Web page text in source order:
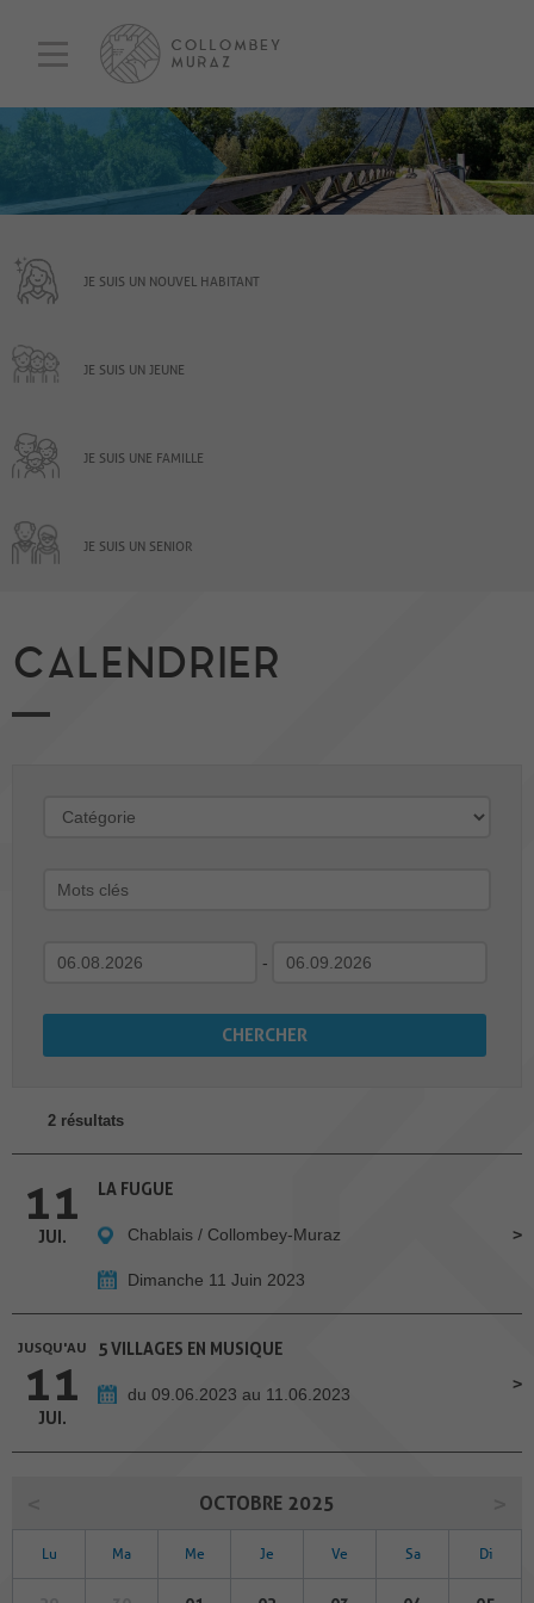
JE SUIS UN NOUVEL HABITANT
JE SUIS UN JEUNE
JE SUIS UNE FAMILLE
JE SUIS UN SENIOR
CALENDRIER
-
2 résultats
11
JUI.
LA FUGUE
Chablais / Collombey-Muraz
Dimanche 11 Juin 2023
JUSQU'AU
11
JUI.
5 VILLAGES EN MUSIQUE
du 09.06.2023 au 11.06.2023
OCTOBRE 2025
Lu Ma Me Je Ve Sa Di